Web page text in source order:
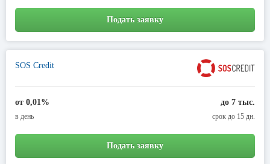
Подать заявку
SOS Credit
от 0,01%
в день
до 7 тыс.
срок до 15 дн.
Подать заявку